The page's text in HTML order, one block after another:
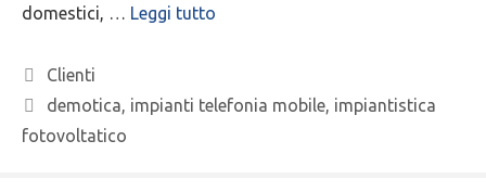
domestici, … Leggi tutto
Clienti
demotica, impianti telefonia mobile, impiantistica
fotovoltatico